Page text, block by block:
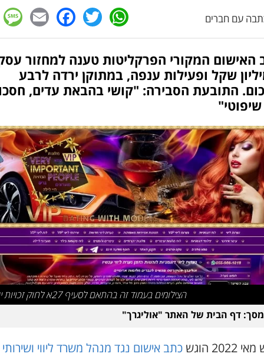
עם חברים WhatsApp
Twitter
האישום המקורי הפרקליטות טענה למחזור
מיליון שקל ופעילות ענפה, במתוקן ירדה לרבע
התובעת הסבירה: "קושי בהבאת עדים,
הצילומים בעמוד זה בהתאם לסעיף 27א לחוק זכויות יוצרים
מסך: דף הבית של האתר "אוליגרך"
הוגש
כתב אישום נגד מנהל משרד ליווי ושירותי